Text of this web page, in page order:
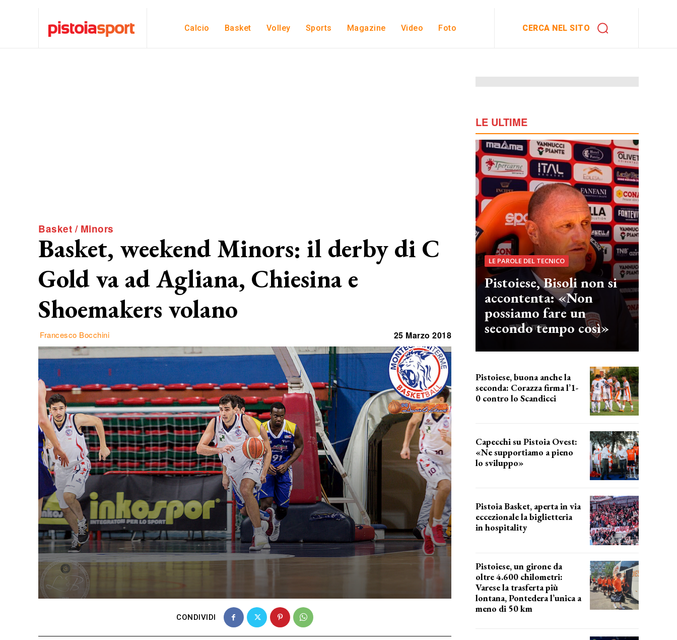
Calcio Basket Volley Sports Magazine Video Foto CERCA NEL SITO
Basket / Minors
Basket, weekend Minors: il derby di C
Gold va ad Agliana, Chiesina e
Shoemakers volano
Francesco Bocchini 25 Marzo 2018
CONDIVIDI
LE ULTIME
LE PAROLE DEL TECNICO
Pistoiese, Bisoli non si
accontenta: «Non
possiamo fare un
secondo tempo così»
Pistoiese, buona anche la
seconda: Corazza firma l’1-
0 contro lo Scandicci
Capecchi su Pistoia Ovest:
«Ne supportiamo a pieno
lo sviluppo»
Pistoia Basket, aperta in via
eccezionale la biglietteria
in hospitality
Pistoiese, un girone da
oltre 4.600 chilometri:
Varese la trasferta più
lontana, Pontedera l’unica a
meno di 50 km